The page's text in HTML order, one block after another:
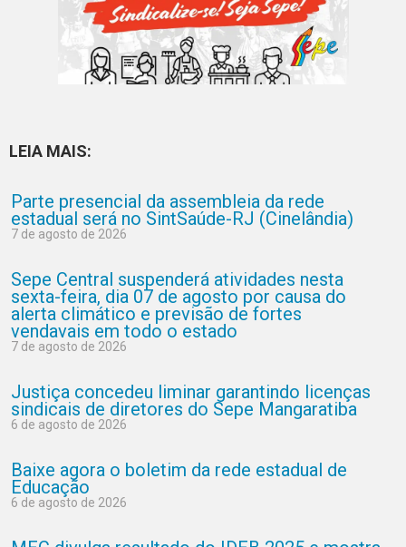
LEIA MAIS:
Parte presencial da assembleia da rede
estadual será no SintSaúde-RJ (Cinelândia)
7 de agosto de 2026
Sepe Central suspenderá atividades nesta
sexta-feira, dia 07 de agosto por causa do
alerta climático e previsão de fortes
vendavais em todo o estado
7 de agosto de 2026
Justiça concedeu liminar garantindo licenças
sindicais de diretores do Sepe Mangaratiba
6 de agosto de 2026
Baixe agora o boletim da rede estadual de
Educação
6 de agosto de 2026